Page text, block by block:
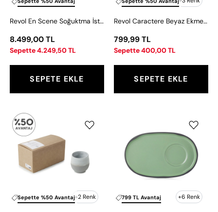
Revol En Scene Soğuktma İstasyon Ahşap Kutusu 32,5x53 cm
8.499,00 TL
Sepette 4.249,50 TL
SEPETE EKLE
Revol Caractere Beyaz Ekmek Tabağı 15 cm
799,99 TL
Sepette 400,00 TL
SEPETE EKLE
+2 Renk
Sepette %50 Avantaj
Beyaz
Kutulu
2
Adet
200
+6 Renk
799 TL Avantaj
Caractere
Gourmet
Mint
Fincan
18x11